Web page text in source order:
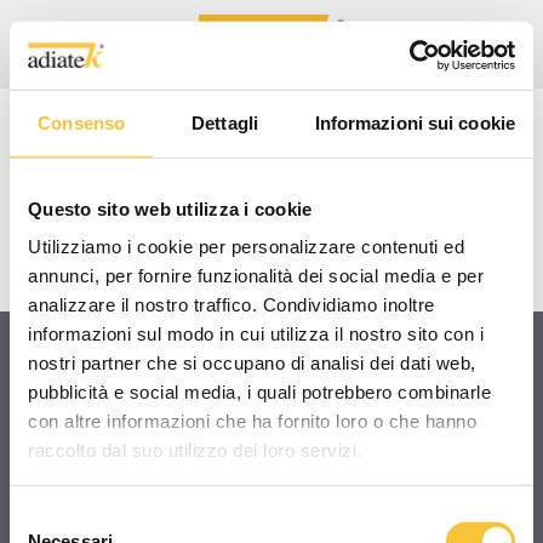
Consenso Dettagli Informazioni sui cookie
Questo sito web utilizza i cookie
Utilizziamo i cookie per personalizzare contenuti ed
annunci, per fornire funzionalità dei social media e per
analizzare il nostro traffico. Condividiamo inoltre
informazioni sul modo in cui utilizza il nostro sito con i
nostri partner che si occupano di analisi dei dati web,
pubblicità e social media, i quali potrebbero combinarle
con altre informazioni che ha fornito loro o che hanno
raccolto dal suo utilizzo dei loro servizi.
RUBY 48BL
VIDEO TUTORIAL/TECNICI
Condividi